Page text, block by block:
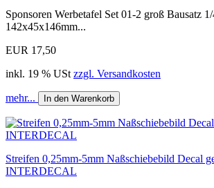
Sponsoren Werbetafel Set 01-2 groß Bausatz
142x45x146mm...
EUR 17,50
inkl. 19 % USt zzgl. Versandkosten
mehr... In den Warenkorb
Streifen 0,25mm-5mm Naßschiebebild Decal
INTERDECAL